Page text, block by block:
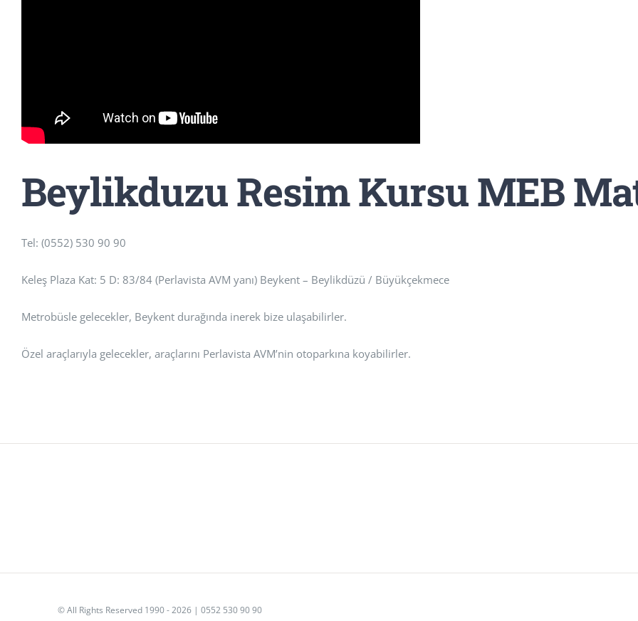
Beylikduzu Resim Kursu MEB
Tel: (0552) 530 90 90
Keleş Plaza Kat: 5 D: 83/84 (Perlavista AVM yanı) Beykent – Beylikdüzü / Büyükçekmece
Metrobüsle gelecekler, Beykent durağında inerek bize ulaşabilirler.
Özel araçlarıyla gelecekler, araçlarını Perlavista AVM’nin otoparkına koyabilirler.
© All Rights Reserved 1990 - 2026 | 0552 530 90 90